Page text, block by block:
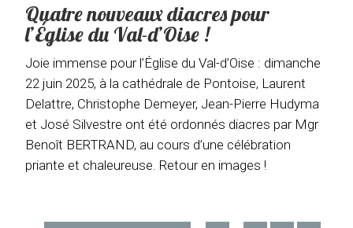
Quatre nouveaux diacres pour
l’Église du Val-d’Oise !
Joie immense pour l’Église du Val-d’Oise : dimanche
22 juin 2025, à la cathédrale de Pontoise, Laurent
Delattre, Christophe Demeyer, Jean-Pierre Hudyma
et José Silvestre ont été ordonnés diacres par Mgr
Benoît BERTRAND, au cours d’une célébration
priante et chaleureuse. Retour en images !